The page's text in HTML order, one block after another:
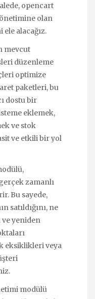
opencart
olan
alacağız.
mevcut
düzenleme
optimize
paketleri, bu
dostu bir
eklemek,
ve stok
ve etkili bir yol
zamanlı
Bu sayede,
satıldığını, ne
ve yeniden
eksiklikleri veya
modülü